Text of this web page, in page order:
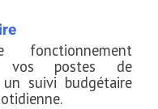
vos postes de
suivi budgétaire